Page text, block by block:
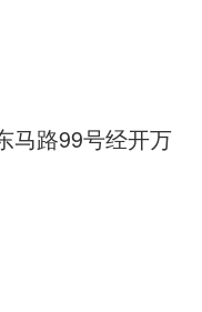
马路99号经开万